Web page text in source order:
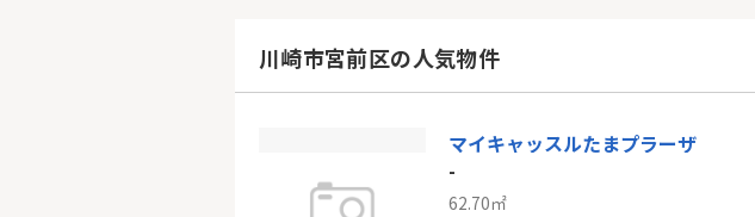
神奈川県川崎市高津区新作２丁目
南武線「武蔵新城」駅 徒歩19分
川崎市宮前区の人気物件
マイキャッスルたまプラーザ
-
62.70㎡